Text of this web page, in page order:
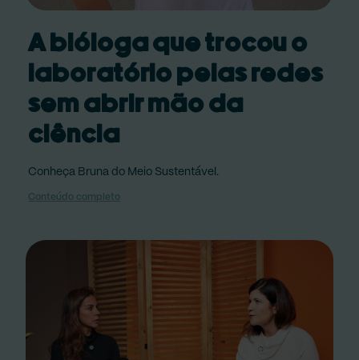
A bióloga que trocou o
laboratório pelas redes
sem abrir mão da
ciência
Conheça Bruna do Meio Sustentável.
Conteúdo completo